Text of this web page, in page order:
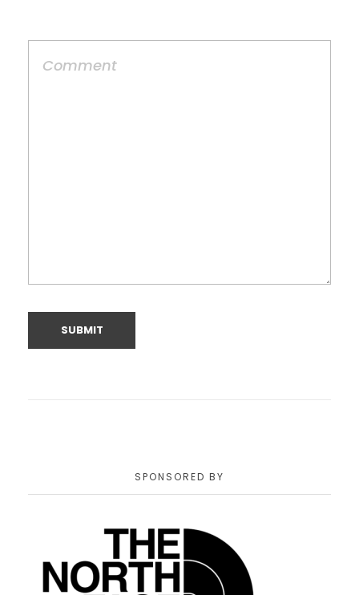
SPONSORED BY